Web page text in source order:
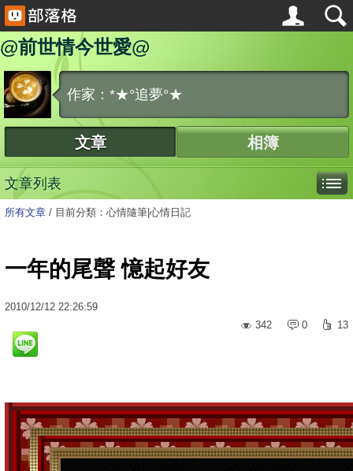
@前世情今世愛@
作家：*★°追夢°★
文章 相簿
文章列表
所有文章 / 目前分類：心情隨筆|心情日記
一年的尾聲 憶起好友
2010/12/12 22:26:59
342
0 13